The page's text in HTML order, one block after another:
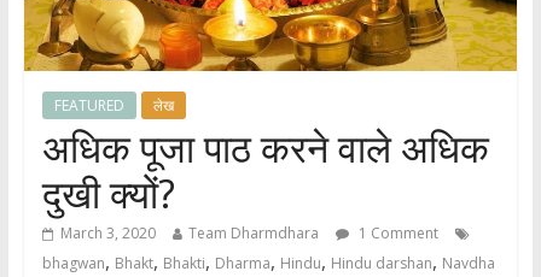
FEATURED लेख
अधिक पूजा पाठ करने वाले अधिक
दुखी क्यों?
March 3, 2020 Team Dharmdhara
1 Comment
bhagwan, Bhakt, Bhakti, Dharma, Hindu, Hindu darshan, Navdha